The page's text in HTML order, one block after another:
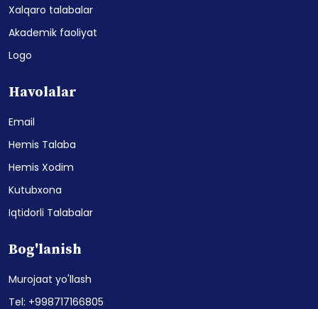
Xalqaro talabalar
Akademik faoliyat
Logo
Havolalar
Email
Hemis Talaba
Hemis Xodim
Kutubxona
Iqtidorli Talabalar
Bog'lanish
Murojaat yo'llash
Tel: +998717166805